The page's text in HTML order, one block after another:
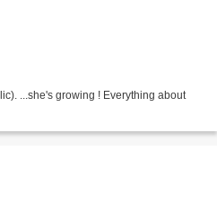
...she's growing ! Everything about